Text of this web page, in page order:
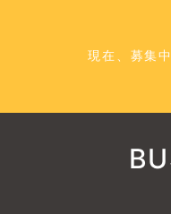
現在、募集